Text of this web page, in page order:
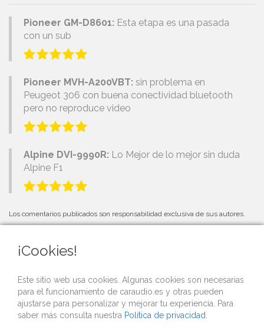
Pioneer GM-D8601: Esta etapa es una pasada
con un sub
Pioneer MVH-A200VBT: sin problema en
Peugeot 306 con buena conectividad bluetooth
pero no reproduce video
Alpine DVI-9990R: Lo Mejor de lo mejor sin duda
Alpine F1
Los comentarios publicados son responsabilidad exclusiva de sus autores.
Si organizas una competición o evento de car audio y quieres que lo
publicitemos gratis desde nuestra web,contacta con nosotros.
¡Cookies!
Este sitio web usa cookies. Algunas cookies son necesarias
para el funcionamiento de caraudio.es y otras pueden
ajustarse para personalizar y mejorar tu experiencia. Para
saber más consulta nuestra Política de privacidad